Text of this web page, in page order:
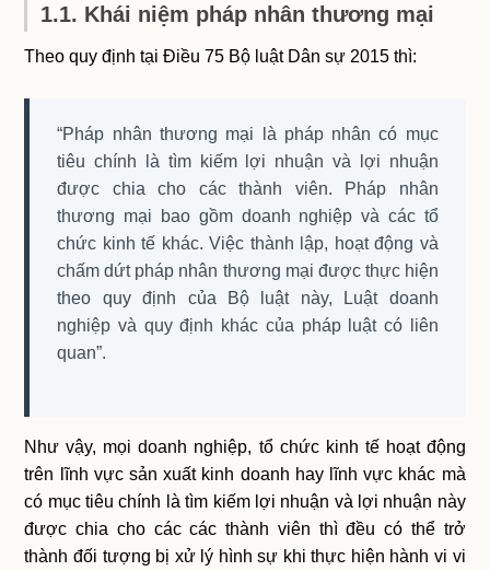
1.1. Khái niệm pháp nhân thương mại
Theo quy định tại Điều 75 Bộ luật Dân sự 2015 thì:
“Pháp nhân thương mại là pháp nhân có mục
tiêu chính là tìm kiếm lợi nhuận và lợi nhuận
được chia cho các thành viên. Pháp nhân
thương mại bao gồm doanh nghiệp và các tổ
chức kinh tế khác. Việc thành lập, hoạt động và
chấm dứt pháp nhân thương mại được thực hiện
theo quy định của Bộ luật này, Luật doanh
nghiệp và quy định khác của pháp luật có liên
quan”.
Như vậy, mọi doanh nghiệp, tổ chức kinh tế hoạt động
trên lĩnh vực sản xuất kinh doanh hay lĩnh vực khác mà
có mục tiêu chính là tìm kiếm lợi nhuận và lợi nhuận này
được chia cho các các thành viên thì đều có thể trở
thành đối tượng bị xử lý hình sự khi thực hiện hành vi vi